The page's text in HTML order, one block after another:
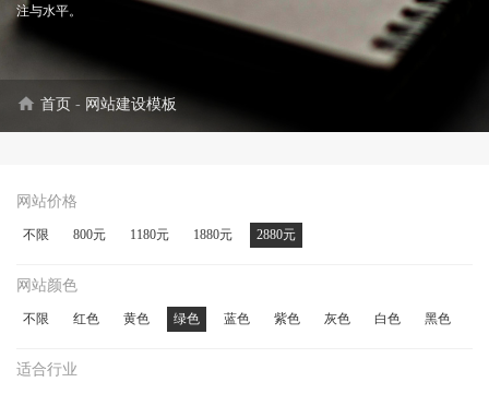
注与水平。
home 首页 - 网站建设模板
网站价格
不限 800元 1180元 1880元 2880元
网站颜色
不限 红色 黄色 绿色 蓝色 紫色 灰色 白色 黑色
适合行业